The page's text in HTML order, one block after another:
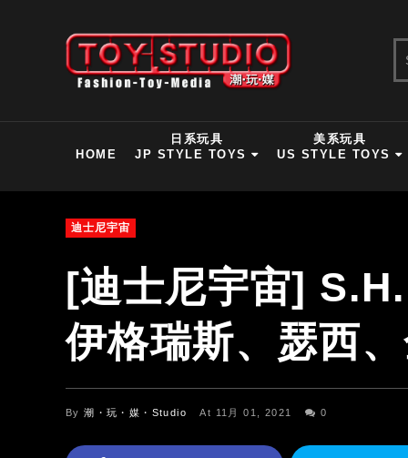
HOME
日系玩具
JP STYLE TOYS
美系玩具
US STYLE TOYS
迪士尼宇宙
[迪士尼宇宙]
伊格瑞斯、瑟西
By潮・玩・媒・Studio At 11月 01, 2021 0